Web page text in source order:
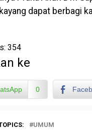
dapat berbagi
354
ke
0
UMUM